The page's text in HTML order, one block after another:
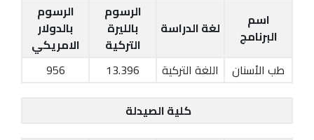
اسم
البرنامج
لغة الدراسة
الرسوم
بالليرة
التركية
الرسوم
بالدولار
الامريكي
طب الأسنان
اللغة التركية 13.396
956
كلية الصيدلة